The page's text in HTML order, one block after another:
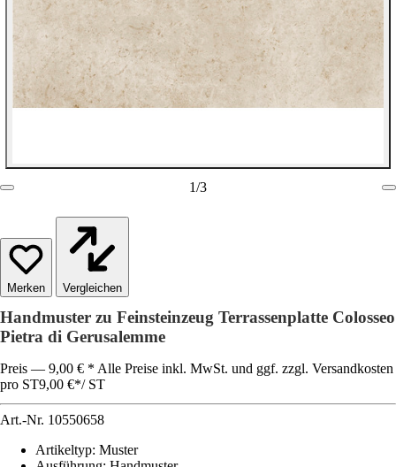
1/3
Vergleichen
Handmuster zu Feinsteinzeug Terrassenplatte Colosseo
Pietra di Gerusalemme
Preis — 9,00 € * Alle Preise inkl. MwSt. und ggf. zzgl. Versandkosten
pro ST9,00 €*/ ST
Art.-Nr. 10550658
Artikeltyp: Muster